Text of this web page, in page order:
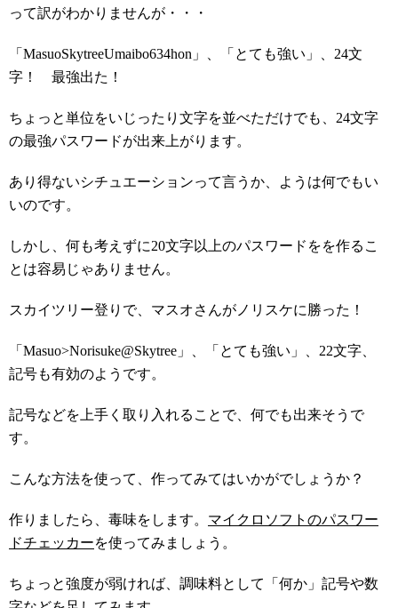
って訳がわかりませんが・・・
「MasuoSkytreeUmaibo634hon」、「とても強い」、24文
字！ 最強出た！
ちょっと単位をいじったり文字を並べただけでも、24文字
の最強パスワードが出来上がります。
あり得ないシチュエーションって言うか、ようは何でもい
いのです。
しかし、何も考えずに20文字以上のパスワードをを作るこ
とは容易じゃありません。
スカイツリー登りで、マスオさんがノリスケに勝った！
「Masuo>Norisuke@Skytree」、「とても強い」、22文字、
記号も有効のようです。
記号などを上手く取り入れることで、何でも出来そうで
す。
こんな方法を使って、作ってみてはいかがでしょうか？
作りましたら、毒味をします。 マイクロソフトのパスワー
ドチェッカーを使ってみましょう。
ちょっと強度が弱ければ、調味料として「何か」記号や数